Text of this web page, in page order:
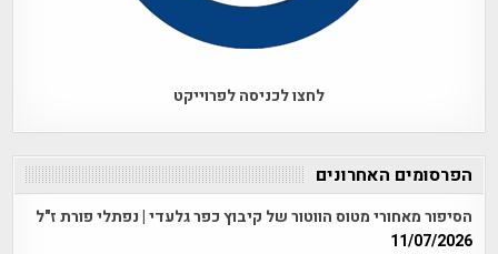
לחצו לכניסה לפרוייקט
הפרסומים האחרונים
הסיפור מאחורי מטוס הווטור של קיבוץ כפר גלעדי | נפתלי פורת ז"ל
11/07/2026